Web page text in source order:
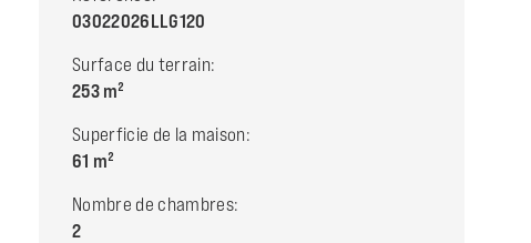
03022026LLG120
Surface du terrain:
253
Superficie de la maison:
61
Nombre de chambres:
2